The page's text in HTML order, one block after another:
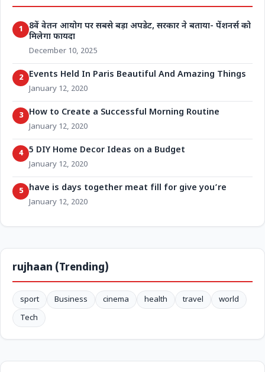
1
8वें वेतन आयोग पर सबसे बड़ा अपडेट, सरकार ने बताया- पेंशनर्स को
मिलेगा फायदा
December 10, 2025
2 Events Held In Paris Beautiful And Amazing Things
January 12, 2020
3 How to Create a Successful Morning Routine
January 12, 2020
4 5 DIY Home Decor Ideas on a Budget
January 12, 2020
5 have is days together meat fill for give you’re
January 12, 2020
rujhaan (Trending)
sport Business cinema health travel
world
Tech